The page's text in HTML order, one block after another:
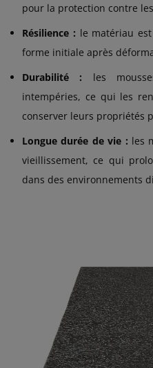
pour la protection contre
Résilience : le matériau
forme initiale après
Durabilité : les
intempéries, ce qui les
conserver leurs propriétés
Longue durée de vie : les
vieillissement, ce qui
dans des environnements